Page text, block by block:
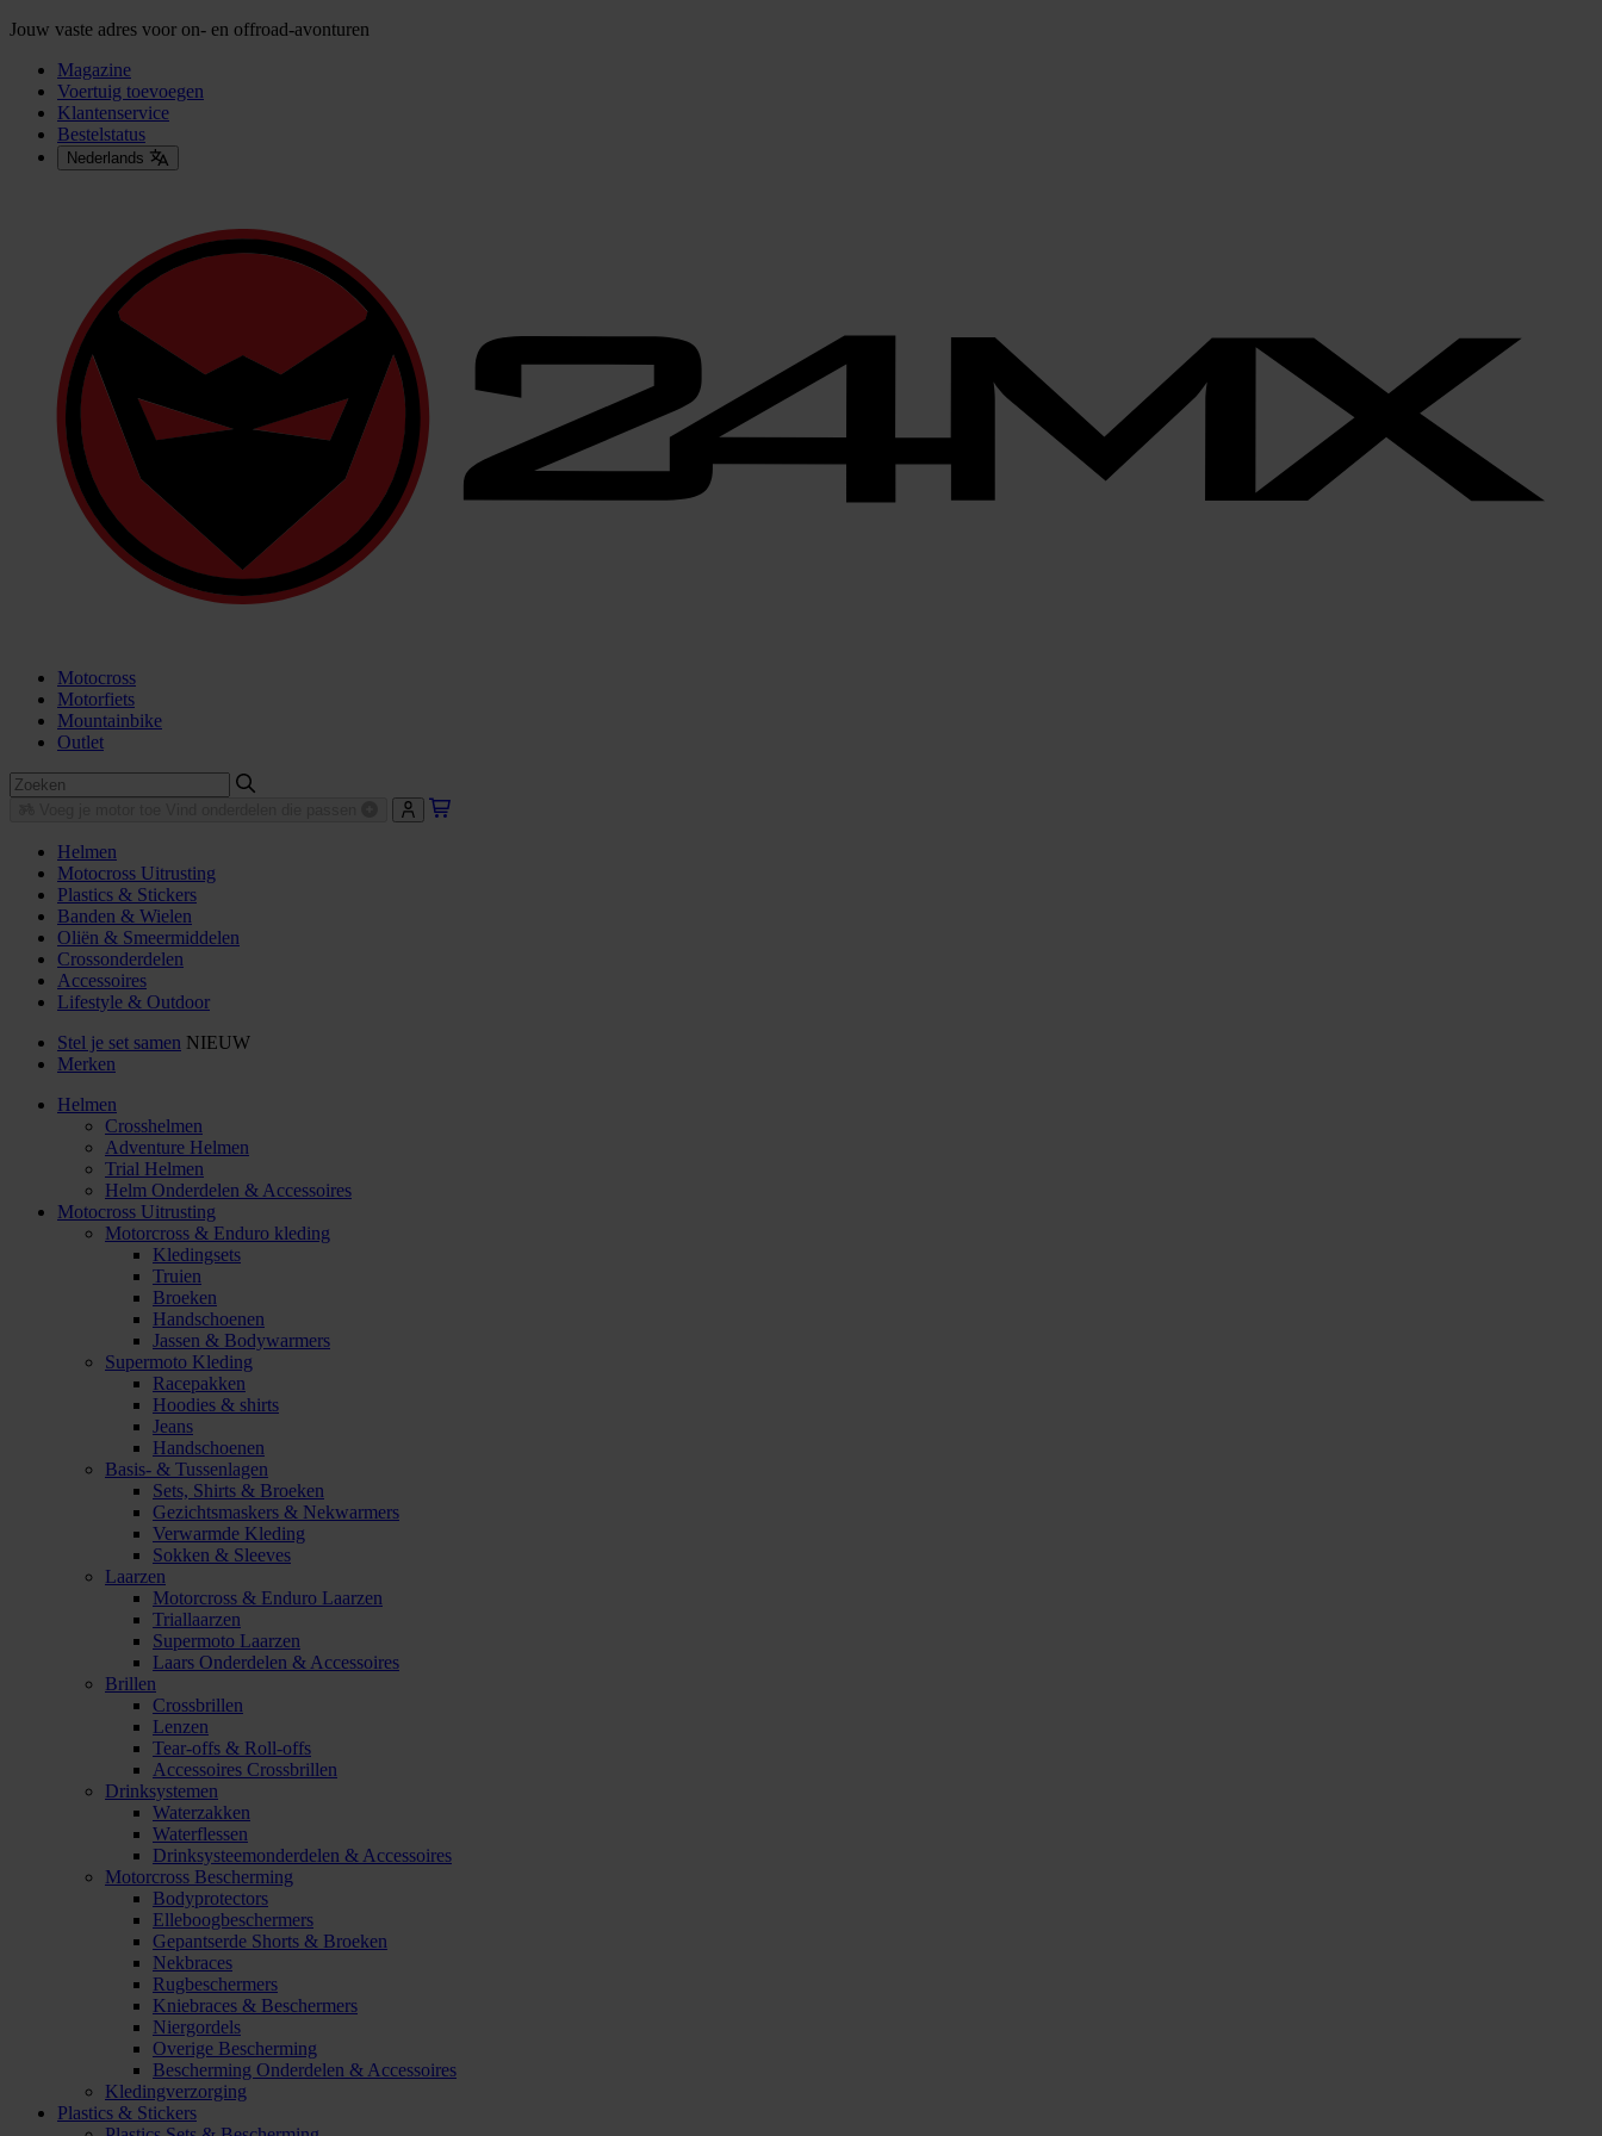
Jouw vaste adres voor on- en offroad-avonturen
Magazine
Voertuig toevoegen
Klantenservice
Bestelstatus
Nederlands
Motocross
Motorfiets
Mountainbike
Outlet
Helmen
Motocross Uitrusting
Plastics & Stickers
Banden & Wielen
Oliën & Smeermiddelen
Crossonderdelen
Accessoires
Lifestyle & Outdoor
Stel je set samen NIEUW
Merken
Helmen
Crosshelmen
Adventure Helmen
Trial Helmen
Helm Onderdelen & Accessoires
Motocross Uitrusting
Motorcross & Enduro kleding
Kledingsets
Truien
Broeken
Handschoenen
Jassen & Bodywarmers
Supermoto Kleding
Racepakken
Hoodies & shirts
Jeans
Handschoenen
Basis- & Tussenlagen
Sets, Shirts & Broeken
Gezichtsmaskers & Nekwarmers
Verwarmde Kleding
Sokken & Sleeves
Laarzen
Motorcross & Enduro Laarzen
Triallaarzen
Supermoto Laarzen
Laars Onderdelen & Accessoires
Brillen
Crossbrillen
Lenzen
Tear-offs & Roll-offs
Accessoires Crossbrillen
Drinksystemen
Waterzakken
Waterflessen
Drinksysteemonderdelen & Accessoires
Motorcross Bescherming
Bodyprotectors
Elleboogbeschermers
Gepantserde Shorts & Broeken
Nekbraces
Rugbeschermers
Kniebraces & Beschermers
Niergordels
Overige Bescherming
Bescherming Onderdelen & Accessoires
Kledingverzorging
Plastics & Stickers